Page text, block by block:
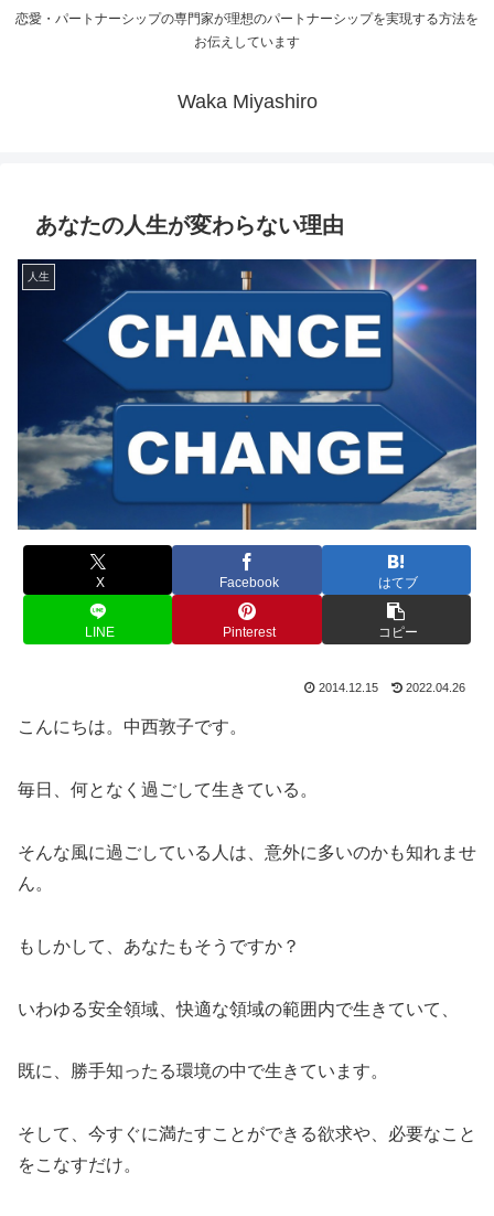
恋愛・パートナーシップの専門家が理想のパートナーシップを実現する方法を
お伝えしています
Waka Miyashiro
あなたの人生が変わらない理由
人生
X Facebook はてブ
LINE Pinterest コピー
2014.12.15 2022.04.26
こんにちは。中西敦子です。
毎日、何となく過ごして生きている。
そんな風に過ごしている人は、意外に多いのかも知れませ
ん。
もしかして、あなたもそうですか？
いわゆる安全領域、快適な領域の範囲内で生きていて、
既に、勝手知ったる環境の中で生きています。
そして、今すぐに満たすことができる欲求や、必要なこと
をこなすだけ。